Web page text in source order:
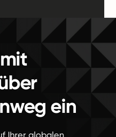
ein
Ihrer globalen